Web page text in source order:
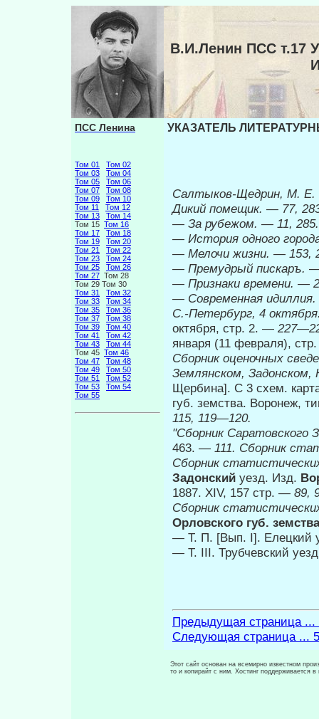
В.И.Ленин ПСС т.17
ПСС Ленина
Том 01
Том 02
Том 03
Том 04
Том 05
Том 06
Том 07
Том 08
Том 09
Том 10
Том 11
Том 12
Том 13
Том 14
Том 15 Том 16
Том 17
Том 18
Том 19
Том 20
Том 21
Том 22
Том 23
Том 24
Том 25
Том 26
Том 27 Том 28
Том 29 Том 30
Том 31
Том 32
Том 33
Том 34
Том 35
Том 36
Том 37
Том 38
Том 39
Том 40
Том 41
Том 42
Том 43
Том 44
Том 45 Том 46
Том 47
Том 48
Том 49
Том 50
Том 51
Том 52
Том 53
Том 54
Том 55
УКАЗАТЕЛЬ
Салтыков-Щедрин, М. Е.
Дикий помещик. — 77,
— За рубежом. — 11, 285.
— История одного
— Мелочи жизни. — 153,
— Премудрый пискаръ.
— Признаки времени. —
— Современная идиллия.
С.-Петербург, 4
октября, стр. 2. —
января (11 февраля),
Сборник оценочных
Землянском, Задонском,
Щербина]. С 3 схем.
губ. земства. Воронеж,
115, 119—120.
"Сборник Саратовского
463. — 111. Сборник
Сборник
Задонский уезд. Изд.
1887. XIV, 157 стр. — 89,
Сборник
Орловского губ.
— Т. П. [Вып. I]. Елецкий
— Т. III. Трубчевский
Предыдущая страница ...
Следующая страница ...
Этот сайт основан на всемирно известном
то и копирайт с ним. Хостинг поддерживается